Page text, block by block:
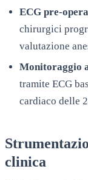
ECG pre-
chirurgici
valutazione
Monitoraggio
tramite ECG
cardiaco delle
clinica